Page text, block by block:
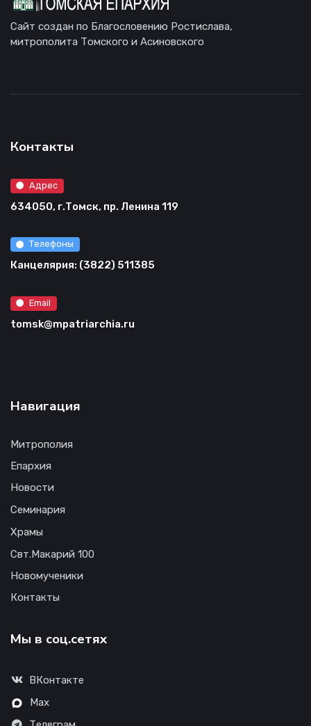
Сайт создан по Благословению Ростислава,
митрополита Томского и Асиновского
Контакты
Адрес
634050, г.Томск, пр. Ленина 119
Телефоны
Канцелярия: (3822) 511385
Email
tomsk@mpatriarchia.ru
Навигация
Митрополия
Епархия
Новости
Семинария
Храмы
Свт.Макарий 100
Новомученики
Контакты
Мы в соц.сетях
ВКонтакте
Max